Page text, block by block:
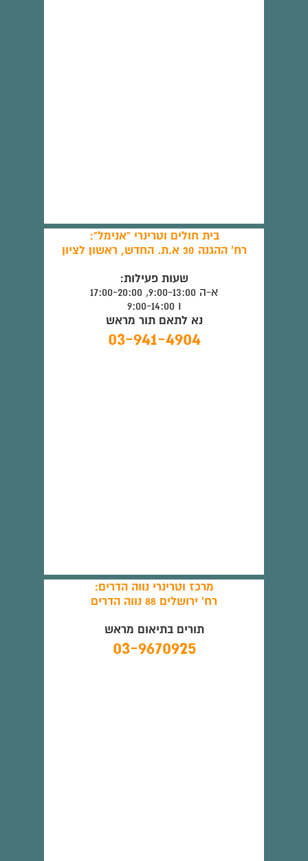
בית חולים וטרינרי "אנימל":
רח' ההגנה 30 א.ת. החדש, ראשון לציון
שעות פעילות:
א-ה 9:00-13:00, 17:00-20:00
ו 9:00-14:00
נא לתאם תור מראש
03-941-4904
מרכז וטרינרי נווה הדרים:
רח' ירושלים 88 נווה הדרים
תורים בתיאום מראש
03-9670925